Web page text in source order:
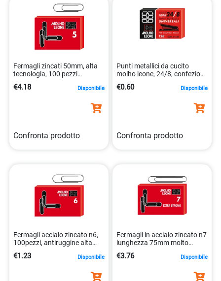
Fermagli zincati 50mm, alta
tecnologia, 100 pezzi
8002057211059
€4.18 Disponibile
Confronta prodotto
Punti metallici da cucito
molho leone, 24/8, confezione
da 1000 pezzi.
8002057310288
€0.60 Disponibile
Confronta prodotto
Fermagli acciaio zincato n6,
100pezzi, antiruggine alta
tecnologia 8002057211066
€1.23 Disponibile
Fermagli in acciaio zincato n7
lunghezza 75mm molto
resistenti 8002057211073
€3.76 Disponibile